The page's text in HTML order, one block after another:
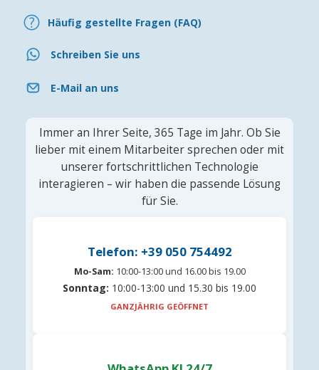
Häufig gestellte Fragen (FAQ)
Schreiben Sie uns
E-Mail an uns
Immer an Ihrer Seite, 365 Tage im Jahr. Ob Sie
lieber mit einem Mitarbeiter sprechen oder mit
unserer fortschrittlichen Technologie
interagieren – wir haben die passende Lösung
für Sie.
Telefon: +39 050 754492
Mo-Sam: 10:00-13:00 und 16.00 bis 19.00
Sonntag: 10:00-13:00 und 15.30 bis 19.00
GANZJÄHRIG GEÖFFNET